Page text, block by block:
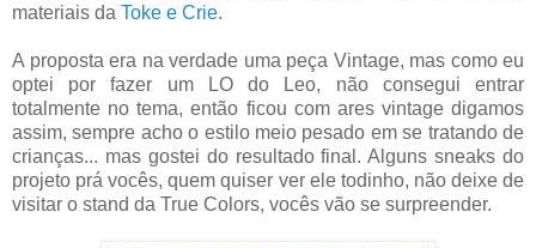
materiais da Toke e Crie.
A proposta era na verdade uma peça Vintage, mas como eu
optei por fazer um LO do Leo, não consegui entrar
totalmente no tema, então ficou com ares vintage digamos
assim, sempre acho o estilo meio pesado em se tratando de
crianças... mas gostei do resultado final. Alguns sneaks do
projeto prá vocês, quem quiser ver ele todinho, não deixe de
visitar o stand da True Colors, vocês vão se surpreender.